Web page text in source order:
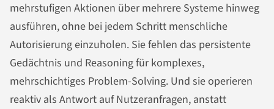
mehrstufigen Aktionen über mehrere Systeme hinweg
ausführen, ohne bei jedem Schritt menschliche
Autorisierung einzuholen. Sie fehlen das persistente
Gedächtnis und Reasoning für komplexes,
mehrschichtiges Problem-Solving. Und sie operieren
reaktiv als Antwort auf Nutzeranfragen, anstatt